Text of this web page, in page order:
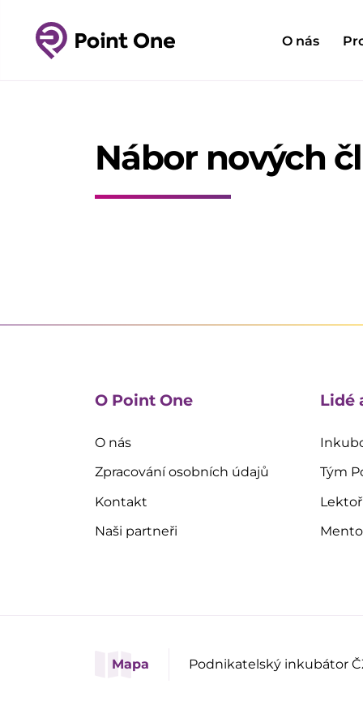
O nás
Nábor nových
O Point One
O nás
Zpracování osobních údajů
Kontakt
Naši partneři
Lidé
Tým
Mapa Podnikatelský inkubátor